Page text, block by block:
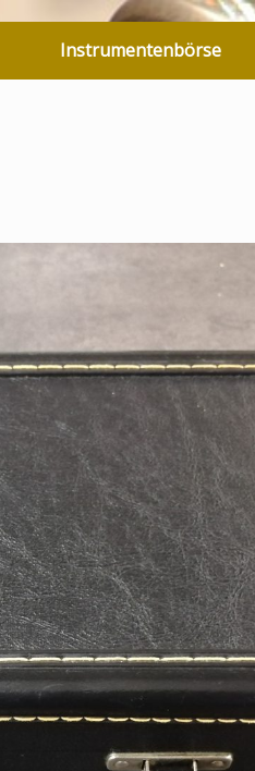
Instrumentenbörse